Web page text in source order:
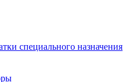
специального назначения